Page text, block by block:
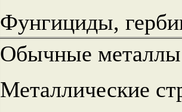
Фунгициды,
Обычные
Металлические